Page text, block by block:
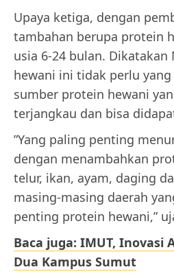
Upaya ketiga, dengan
tambahan berupa protein
usia 6-24 bulan. Dikatakan
hewani ini tidak perlu
sumber protein hewani
terjangkau dan bisa
”Yang paling penting
dengan menambahkan
telur, ikan, ayam, daging
masing-masing daerah
penting protein hewani,”
Baca juga: IMUT, Inovasi
Dua Kampus Sumut